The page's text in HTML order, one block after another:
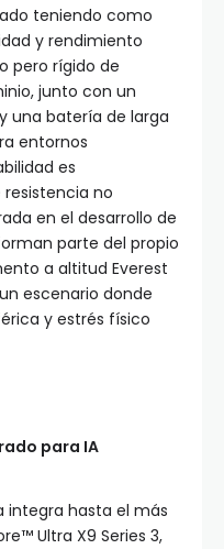
teniendo como
y rendimiento
pero rígido de
junto con un
una batería de larga
entornos
es
no
en el desarrollo de
parte del propio
a altitud Everest
escenario donde
y estrés físico
para IA
integra hasta el más
Ultra X9 Series 3,